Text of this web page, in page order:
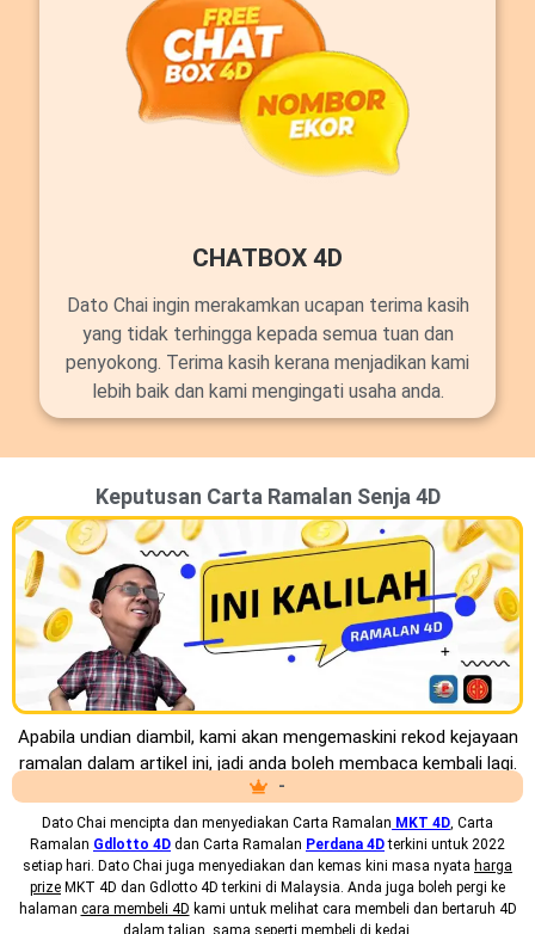
CHATBOX 4D
Dato Chai ingin merakamkan ucapan terima kasih
yang tidak terhingga kepada semua tuan dan
penyokong. Terima kasih kerana menjadikan kami
lebih baik dan kami mengingati usaha anda.
Keputusan Carta Ramalan Senja 4D
Apabila undian diambil, kami akan mengemaskini rekod kejayaan
ramalan dalam artikel ini, jadi anda boleh membaca kembali lagi.
-
Dato Chai mencipta dan menyediakan Carta Ramalan MKT 4D , Carta
Ramalan Gdlotto 4D dan Carta Ramalan Perdana 4Dterkini untuk 2022
setiap hari. Dato Chai juga menyediakan dan kemas kini masa nyata harga
prize MKT 4D dan Gdlotto 4D terkini di Malaysia. Anda juga boleh pergi ke
halaman cara membeli 4D kami untuk melihat cara membeli dan bertaruh 4D
dalam talian, sama seperti membeli di kedai.